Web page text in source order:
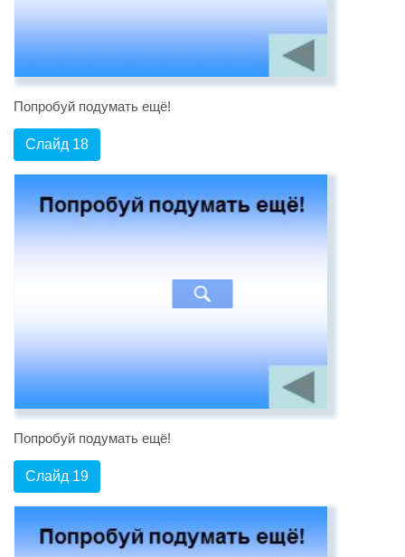
Попробуй подумать ещё!
Слайд 18
Попробуй подумать ещё!
Слайд 19